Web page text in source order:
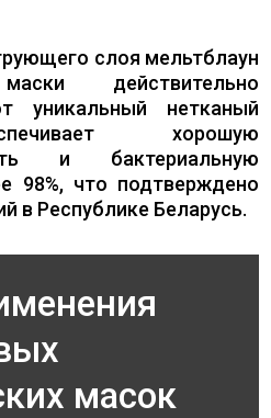
слоя мельтблаун
действительно
уникальный нетканый
хорошую
и бактериальную
98%, что подтверждено
в Республике Беларусь.
масок